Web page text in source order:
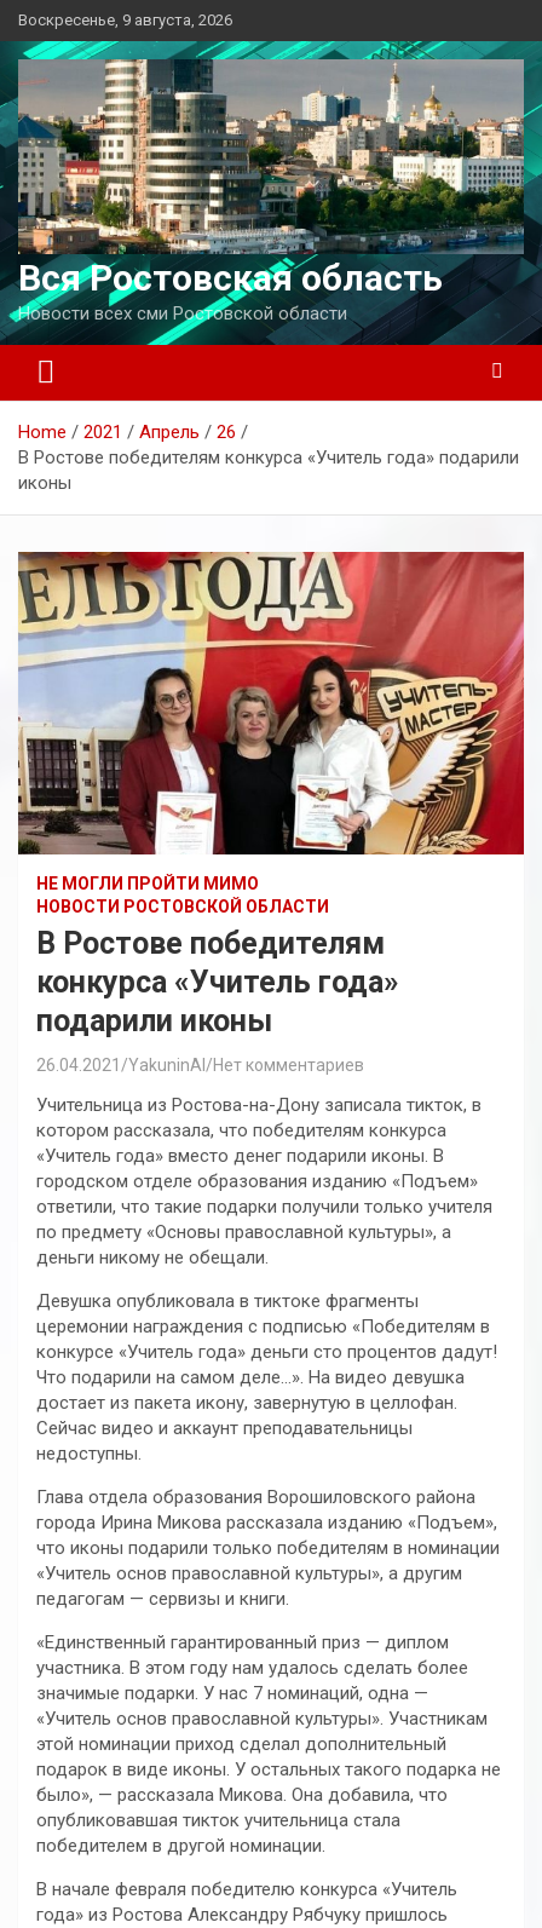
Перейти
к
содержимому
Воскресенье, 9 августа, 2026
Вся Ростовская область
Новости всех сми Ростовской области
Home 2021 Апрель
26
В Ростове победителям конкурса «Учитель года» подарили
иконы
НЕ МОГЛИ ПРОЙТИ МИМО
НОВОСТИ РОСТОВСКОЙ ОБЛАСТИ
В Ростове победителям
конкурса «Учитель года»
подарили иконы
26.04.2021 YakuninAI Нет комментариев
Учительница из Ростова-на-Дону записала тикток, в
котором рассказала, что победителям конкурса
«Учитель года» вместо денег подарили иконы. В
городском отделе образования изданию «Подъем»
ответили, что такие подарки получили только учителя
по предмету «Основы православной культуры», а
деньги никому не обещали.
Девушка опубликовала в тиктоке фрагменты
церемонии награждения с подписью «Победителям в
конкурсе «Учитель года» деньги сто процентов дадут!
Что подарили на самом деле…». На видео девушка
достает из пакета икону, завернутую в целлофан.
Сейчас видео и аккаунт преподавательницы
недоступны.
Глава отдела образования Ворошиловского района
города Ирина Микова рассказала изданию «Подъем»,
что иконы подарили только победителям в номинации
«Учитель основ православной культуры», а другим
педагогам — сервизы и книги.
«Единственный гарантированный приз — диплом
участника. В этом году нам удалось сделать более
значимые подарки. У нас 7 номинаций, одна —
«Учитель основ православной культуры». Участникам
этой номинации приход сделал дополнительный
подарок в виде иконы. У остальных такого подарка не
было», — рассказала Микова. Она добавила, что
опубликовавшая тикток учительница стала
победителем в другой номинации.
В начале февраля победителю конкурса «Учитель
года» из Ростова Александру Рябчуку пришлось